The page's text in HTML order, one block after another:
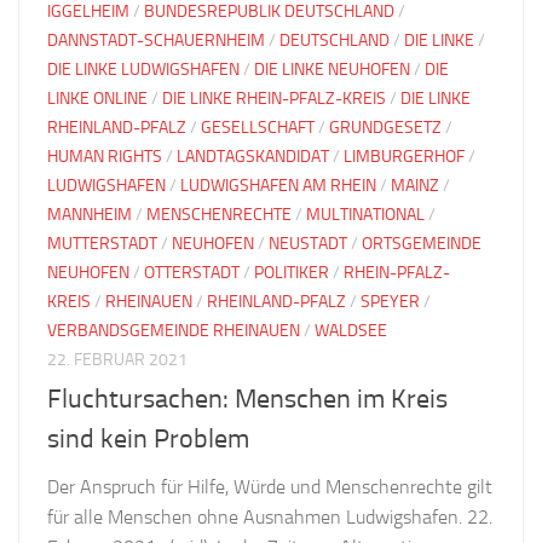
IGGELHEIM / BUNDESREPUBLIK DEUTSCHLAND/
DANNSTADT-SCHAUERNHEIM / DEUTSCHLAND/ DIE LINKE /
DIE LINKE LUDWIGSHAFEN/ DIE LINKE NEUHOFEN/ DIE
LINKE ONLINE / DIE LINKE RHEIN-PFALZ-KREIS / DIE LINKE
RHEINLAND-PFALZ / GESELLSCHAFT/ GRUNDGESETZ /
HUMAN RIGHTS / LANDTAGSKANDIDAT/ LIMBURGERHOF/
LUDWIGSHAFEN/ LUDWIGSHAFEN AM RHEIN/ MAINZ /
MANNHEIM / MENSCHENRECHTE / MULTINATIONAL/
MUTTERSTADT/ NEUHOFEN/ NEUSTADT/ ORTSGEMEINDE
NEUHOFEN/ OTTERSTADT/ POLITIKER / RHEIN-PFALZ-
KREIS / RHEINAUEN/ RHEINLAND-PFALZ / SPEYER /
VERBANDSGEMEINDE RHEINAUEN/ WALDSEE
22. FEBRUAR 2021
Fluchtursachen: Menschen im Kreis
sind kein Problem
Der Anspruch für Hilfe, Würde und Menschenrechte gilt
für alle Menschen ohne Ausnahmen Ludwigshafen. 22.